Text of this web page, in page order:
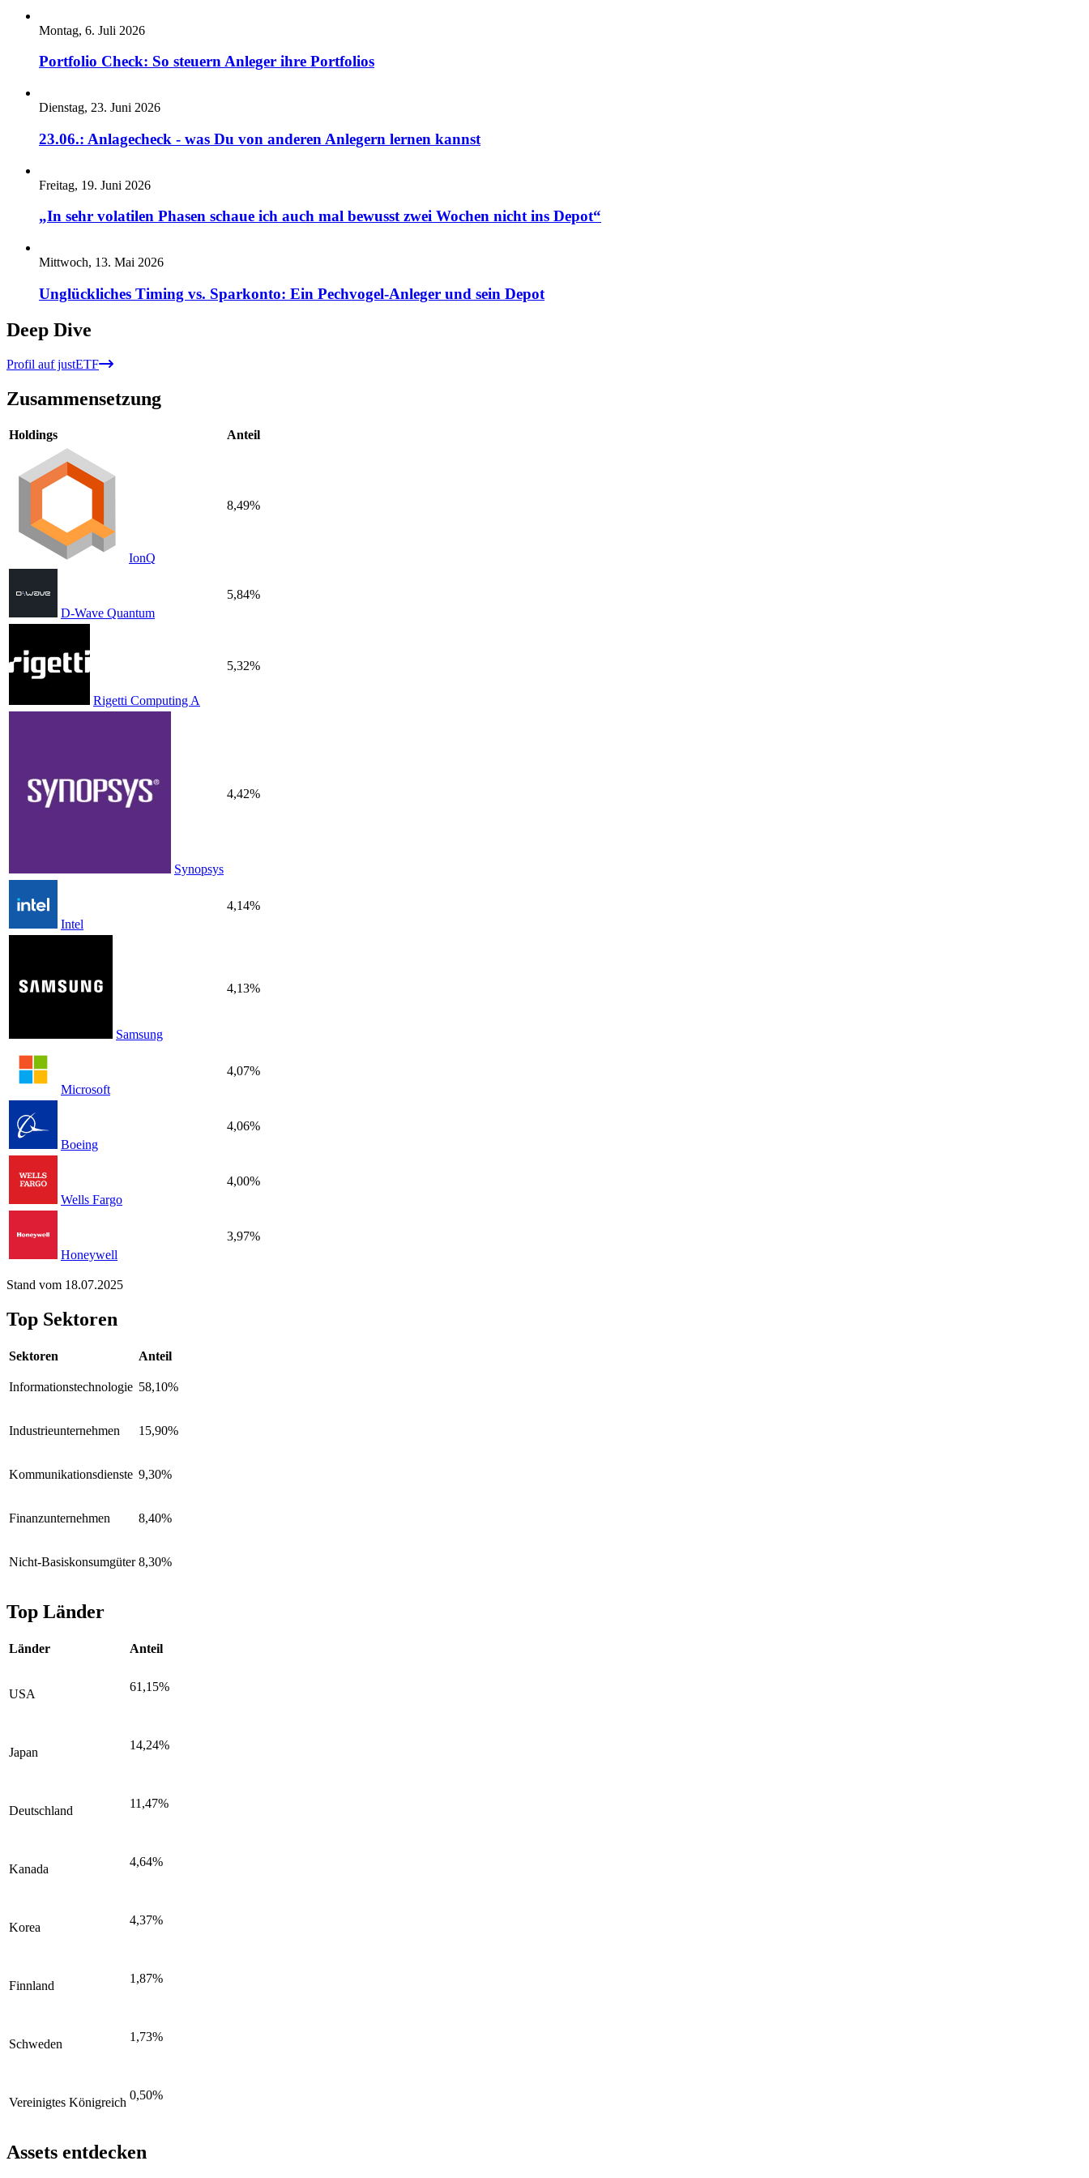
Montag, 6. Juli 2026
Portfolio Check: So steuern Anleger ihre Portfolios
Dienstag, 23. Juni 2026
23.06.: Anlagecheck - was Du von anderen Anlegern lernen kannst
Freitag, 19. Juni 2026
„In sehr volatilen Phasen schaue ich auch mal bewusst zwei Wochen nicht ins Depot“
Mittwoch, 13. Mai 2026
Unglückliches Timing vs. Sparkonto: Ein Pechvogel-Anleger und sein Depot
Deep Dive
Profil auf justETF
Zusammensetzung
Holdings Anteil
IonQ
8,49%
D-Wave Quantum
5,84%
Rigetti Computing A
5,32%
Synopsys
4,42%
Intel
4,14%
Samsung
4,13%
Microsoft
4,07%
Boeing
4,06%
Wells Fargo
4,00%
Honeywell
3,97%
Stand vom 18.07.2025
Top Sektoren
Sektoren Anteil
Informationstechnologie 58,10%
Industrieunternehmen 15,90%
Kommunikationsdienste 9,30%
Finanzunternehmen 8,40%
Nicht-Basiskonsumgüter 8,30%
Top Länder
Länder Anteil
USA
61,15%
Japan
14,24%
Deutschland
11,47%
Kanada
4,64%
Korea
4,37%
Finnland
1,87%
Schweden
1,73%
Vereinigtes Königreich
0,50%
Assets entdecken